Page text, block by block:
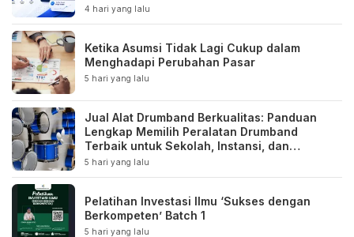
4 hari yang lalu
Ketika Asumsi Tidak Lagi Cukup dalam
Menghadapi Perubahan Pasar
5 hari yang lalu
Jual Alat Drumband Berkualitas: Panduan
Lengkap Memilih Peralatan Drumband
Terbaik untuk Sekolah, Instansi, dan
Komunitas
5 hari yang lalu
Pelatihan Investasi Ilmu ‘Sukses dengan
Berkompeten’ Batch 1
5 hari yang lalu